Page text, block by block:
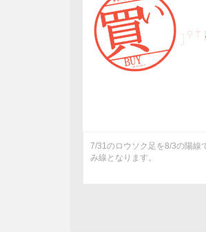
7/31のロウソク足を8/3の陽線
み線となります。